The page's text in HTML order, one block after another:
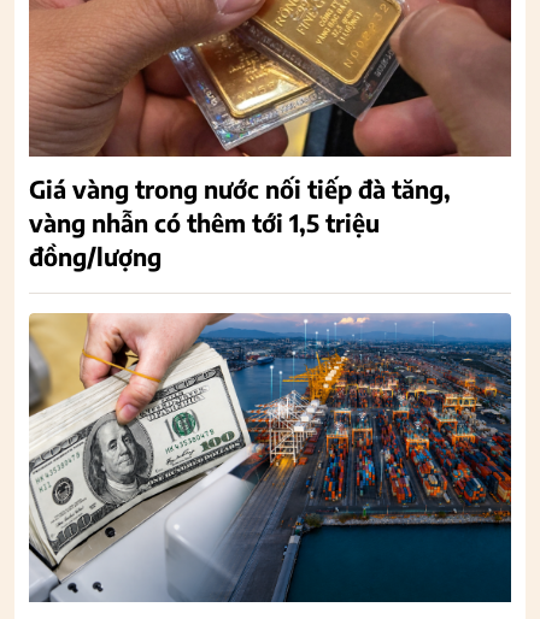
Giá vàng trong nước nối tiếp đà tăng,
vàng nhẫn có thêm tới 1,5 triệu
đồng/lượng